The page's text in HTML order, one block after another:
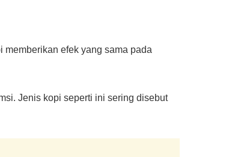
efek yang sama pada
Jenis kopi seperti ini sering disebut